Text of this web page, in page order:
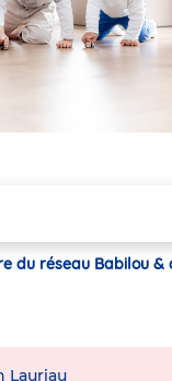
du réseau Babilou &
Lauriau